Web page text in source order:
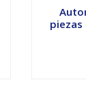
piezas